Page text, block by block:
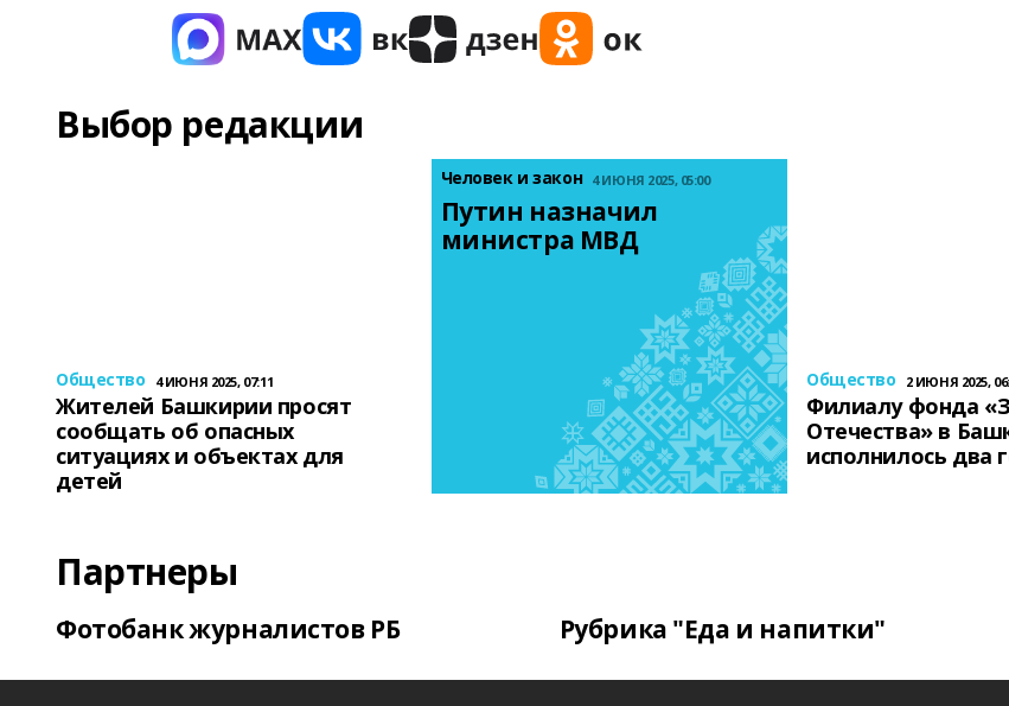
Выбор редакции
Общество 4 ИЮНЯ 2025, 07:11
Жителей Башкирии просят
сообщать об опасных
ситуациях и объектах для
детей
Человек и закон 4 ИЮНЯ 2025, 05:00
Путин назначил
министра МВД
Общество 2 ИЮНЯ 2025,
Филиалу фонда
Отечества» в
исполнилось два
Партнеры
Фотобанк журналистов РБ Рубрика "Еда и напитки"